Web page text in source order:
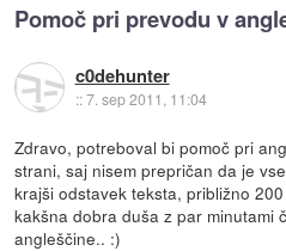
Pomoč pri prevodu v
c0dehunter
::7. sep 2011, 11:04
Zdravo, potreboval bi pomoč pri
strani, saj nisem prepričan da je
krajši odstavek teksta, približno
kakšna dobra duša z par minutami
angleščine.. :)